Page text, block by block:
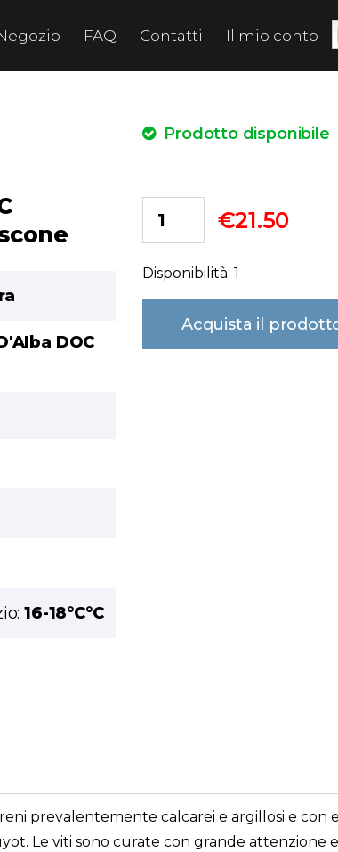
FAQ Contatti Il mio conto
DOC
16-18°C°C
Prodotto disponibile
€21.50
Disponibilità: 1
Acquista il
prevalentemente calcarei e argillosi e con
Le viti sono curate con grande attenzione